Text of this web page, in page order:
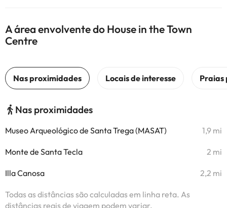
A área envolvente do House in the Town
Centre
Nas proximidades
Museo Arqueológico de Santa Trega (MASAT) 1,9 mi
Monte de Santa Tecla 2 mi
Illa Canosa 2,2 mi
Todas as distâncias são calculadas em linha reta. As
distâncias reais de viagem podem variar.